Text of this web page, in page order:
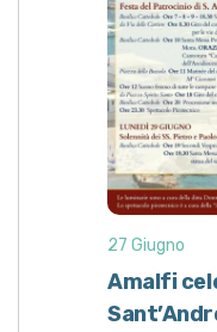
Amalfi
27 Giugno